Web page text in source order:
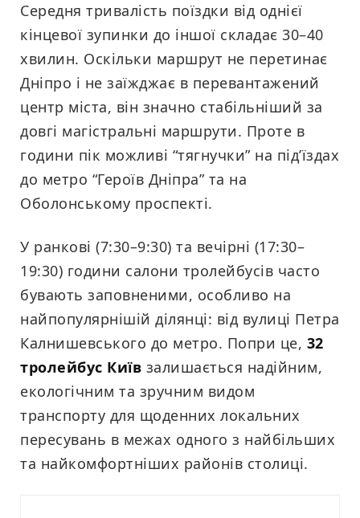
Середня тривалість поїздки від однієї
кінцевої зупинки до іншої складає 30–40
хвилин. Оскільки маршрут не перетинає
Дніпро і не заїжджає в перевантажений
центр міста, він значно стабільніший за
довгі магістральні маршрути. Проте в
години пік можливі “тягнучки” на під’їздах
до метро “Героїв Дніпра” та на
Оболонському проспекті.
У ранкові (7:30–9:30) та вечірні (17:30–
19:30) години салони тролейбусів часто
бувають заповненими, особливо на
найпопулярнішій ділянці: від вулиці Петра
Калнишевського до метро. Попри це, 32
тролейбус Київ залишається надійним,
екологічним та зручним видом
транспорту для щоденних локальних
пересувань в межах одного з найбільших
та найкомфортніших районів столиці.